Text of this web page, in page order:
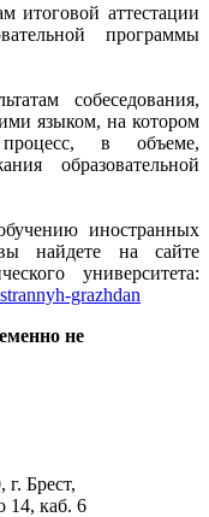
итоговой аттестации
программы
собеседования,
языком, на котором
процесс, в объеме,
образовательной
иностранных
найдете на сайте
университета:
grazhdan
не
г. Брест,
14, каб. 6